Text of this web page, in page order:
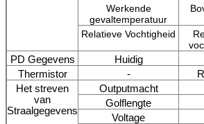
Werkende
gevaltemperatuur
Relatieve Vochtigheid
PD Gegevens Huidig
Thermistor
-
Het streven
van
Straalgegevens
Outputmacht
Golflengte
Voltage